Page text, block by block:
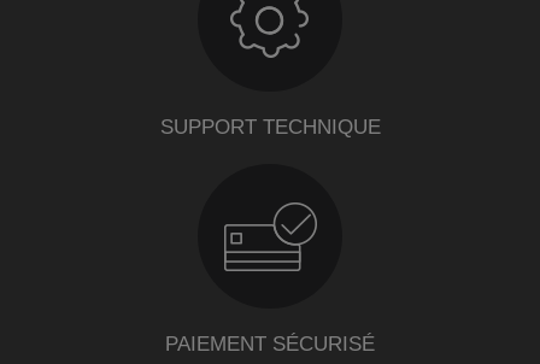
SUPPORT TECHNIQUE
PAIEMENT SÉCURISÉ